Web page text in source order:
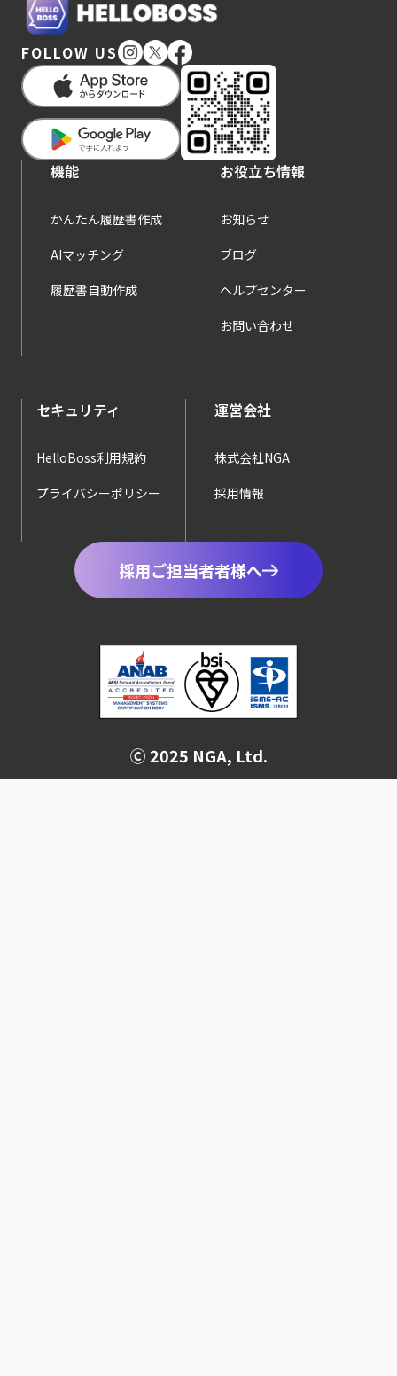
FOLLOW US
機能
かんたん履歴書作成
AIマッチング
履歴書自動作成
お役立ち情報
お知らせ
ブログ
ヘルプセンター
お問い合わせ
セキュリティ
HelloBoss利用規約
プライバシーポリシー
運営会社
株式会社NGA
採用情報
採用ご担当者者様へ
Ⓒ 2025 NGA, Ltd.